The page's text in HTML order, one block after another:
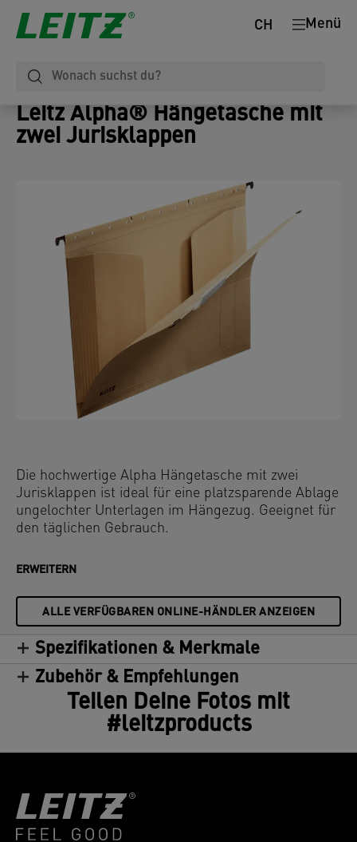
Menü
CH
Leitz Alpha® Hängetasche mit
zwei Jurisklappen
Die hochwertige Alpha Hängetasche mit zwei
Jurisklappen ist ideal für eine platzsparende Ablage
ungelochter Unterlagen im Hängezug. Geeignet für
den täglichen Gebrauch.
ERWEITERN
ALLE VERFÜGBAREN ONLINE-HÄNDLER ANZEIGEN
Spezifikationen & Merkmale
Zubehör & Empfehlungen
Teilen Deine Fotos mit
#leitzproducts